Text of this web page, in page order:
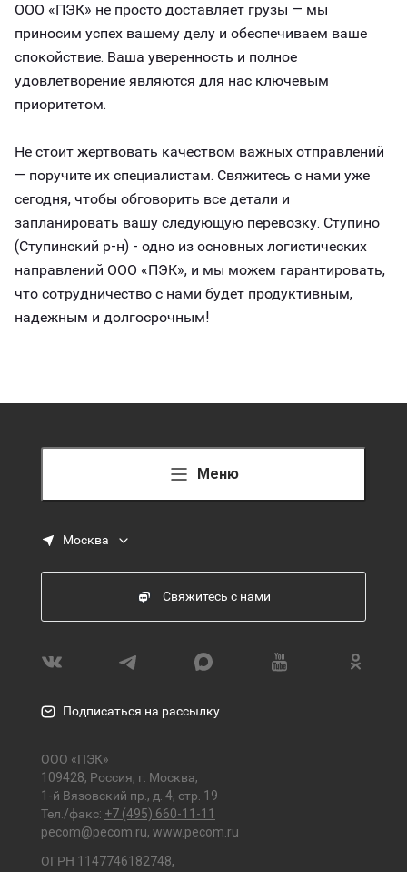
ООО «ПЭК» не просто доставляет грузы — мы
приносим успех вашему делу и обеспечиваем ваше
спокойствие. Ваша уверенность и полное
удовлетворение являются для нас ключевым
приоритетом.
Не стоит жертвовать качеством важных отправлений
— поручите их специалистам. Свяжитесь с нами уже
сегодня, чтобы обговорить все детали и
запланировать вашу следующую перевозку. Ступино
(Ступинский р-н) - одно из основных логистических
направлений ООО «ПЭК», и мы можем гарантировать,
что сотрудничество с нами будет продуктивным,
надежным и долгосрочным!
Меню
Москва
Свяжитесь с нами
Подписаться на рассылку
ООО «ПЭК»
109428, Россия, г. Москва,
1-й Вязовский пр., д. 4, стр. 19
Тел./факс: +7 (495) 660-11-11
pecom@pecom.ru, www.pecom.ru
ОГРН 1147746182748,